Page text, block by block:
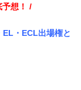
想！ /
・ECL出場権と